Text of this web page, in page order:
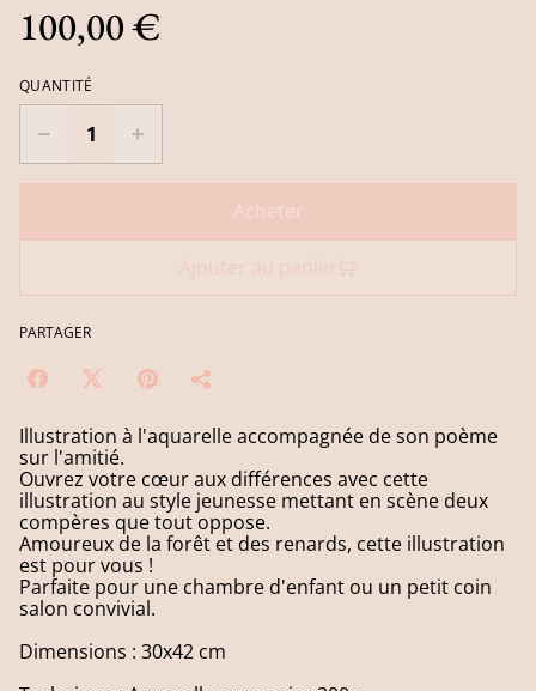
100,00 €
QUANTITÉ
Acheter
PARTAGER
Illustration à l'aquarelle accompagnée de son poème
sur l'amitié.
Ouvrez votre cœur aux différences avec cette
illustration au style jeunesse mettant en scène deux
compères que tout oppose.
Amoureux de la forêt et des renards, cette illustration
est pour vous !
Parfaite pour une chambre d'enfant ou un petit coin
salon convivial.
Dimensions : 30x42 cm